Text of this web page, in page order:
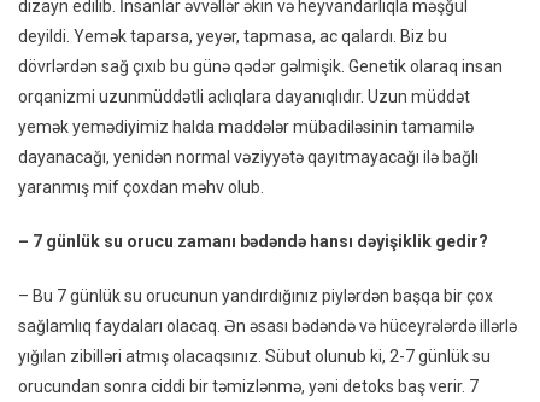
dizayn edilib. İnsanlar əvvəllər əkin və heyvandarlıqla məşğul
deyildi. Yemək taparsa, yeyər, tapmasa, ac qalardı. Biz bu
dövrlərdən sağ çıxıb bu günə qədər gəlmişik. Genetik olaraq insan
orqanizmi uzunmüddətli aclıqlara dayanıqlıdır. Uzun müddət
yemək yemədiyimiz halda maddələr mübadiləsinin tamamilə
dayanacağı, yenidən normal vəziyyətə qayıtmayacağı ilə bağlı
yaranmış mif çoxdan məhv olub.
– 7 günlük su orucu zamanı bədəndə hansı dəyişiklik gedir?
– Bu 7 günlük su orucunun yandırdığınız piylərdən başqa bir çox
sağlamlıq faydaları olacaq. Ən əsası bədəndə və hüceyrələrdə illərlə
yığılan zibilləri atmış olacaqsınız. Sübut olunub ki, 2-7 günlük su
orucundan sonra ciddi bir təmizlənmə, yəni detoks baş verir. 7